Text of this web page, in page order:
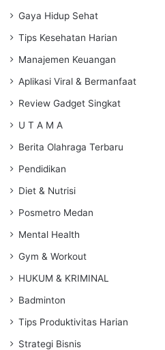
Gaya Hidup Sehat
Tips Kesehatan Harian
Manajemen Keuangan
Aplikasi Viral & Bermanfaat
Review Gadget Singkat
U T A M A
Berita Olahraga Terbaru
Pendidikan
Diet & Nutrisi
Posmetro Medan
Mental Health
Gym & Workout
HUKUM & KRIMINAL
Badminton
Tips Produktivitas Harian
Strategi Bisnis